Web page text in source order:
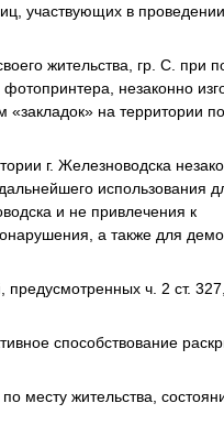
участвующих в проведении
жительства, гр. С. при
незаконно
на территории
г. Железноводска
использования
и не привлечения к
а также для
ч. 2 ст. 327,
способствование
месту жительства,